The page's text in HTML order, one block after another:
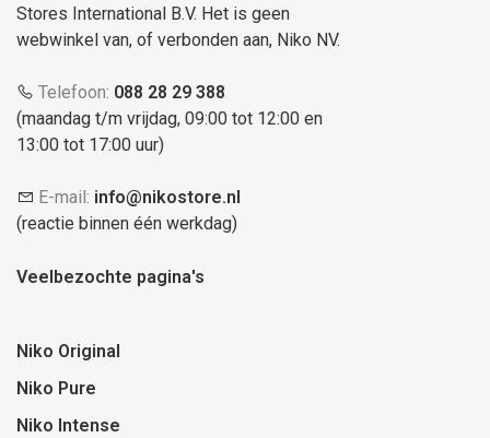
Stores International B.V. Het is geen
webwinkel van, of verbonden aan, Niko NV.
Telefoon: 088 28 29 388
(maandag t/m vrijdag, 09:00 tot 12:00 en
13:00 tot 17:00 uur)
E-mail: info@nikostore.nl
(reactie binnen één werkdag)
Veelbezochte pagina's
Niko Original
Niko Pure
Niko Intense